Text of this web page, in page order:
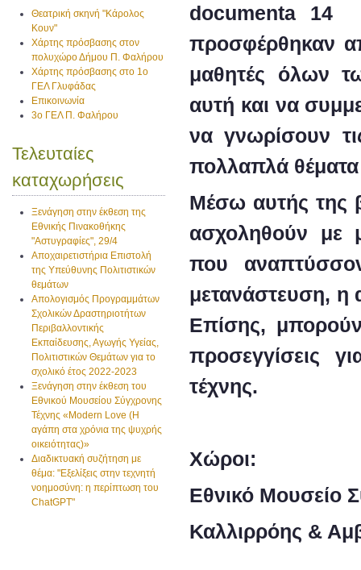
Θεατρική σκηνή "Κάρολος
Κουν"
Χάρτης πρόσβασης στον
πολυχώρο Δήμου Π. Φαλήρου
Χάρτης πρόσβασης στο 1ο
ΓΕΛ Γλυφάδας
Επικοινωνία
3ο ΓΕΛ Π. Φαλήρου
Τελευταίες
καταχωρήσεις
Ξενάγηση στην έκθεση της
Εθνικής Πινακοθήκης
"Αστυγραφίες", 29/4
Αποχαιρετιστήρια Επιστολή
της Υπεύθυνης Πολιτιστικών
θεμάτων
Απολογισμός Προγραμμάτων
Σχολικών Δραστηριοτήτων
Περιβαλλοντικής
Εκπαίδευσης, Αγωγής Υγείας,
Πολιτιστικών Θεμάτων για το
σχολικό έτος 2022-2023
Ξενάγηση στην έκθεση του
Εθνικού Μουσείου Σύγχρονης
Τέχνης «Modern Love (H
αγάπη στα χρόνια της ψυχρής
οικειότητας)»
Διαδικτυακή συζήτηση με
θέμα: "Εξελίξεις στην τεχνητή
νοημοσύνη: η περίπτωση του
ChatGPT"
documenta 14
προσφέρθηκαν
μαθητές όλων
αυτή και να
να γνωρίσουν
πολλαπλά
Μέσω αυτής της
ασχοληθούν με
που
μετανάστευση, η
Επίσης,
προσεγγίσεις
τέχνης.
Χώροι:
Εθνικό Μουσείο
Καλλιρρόης &